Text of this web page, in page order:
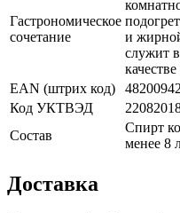
Гастрономическое
сочетание
и
служит
EAN (штрих код)
Код УКТВЭД
Состав
Спирт
менее 8
Доставка